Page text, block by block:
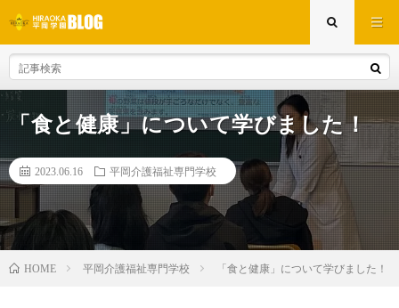
「食と健康」について学びました！
2023.06.16 平岡介護福祉専門学校
HOME 平岡介護福祉専門学校 「食と健康」について学びました！